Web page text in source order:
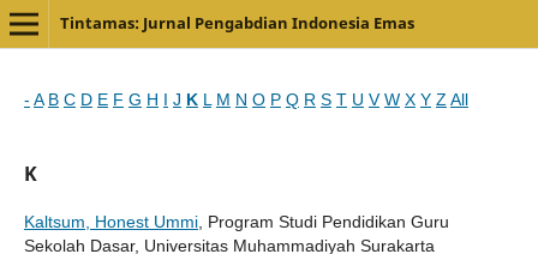
Tintamas: Jurnal Pengabdian Indonesia Emas
- A B C D E F G H I J K L M N O P Q R S T U V W X Y Z All
K
Kaltsum, Honest Ummi, Program Studi Pendidikan Guru
Sekolah Dasar, Universitas Muhammadiyah Surakarta